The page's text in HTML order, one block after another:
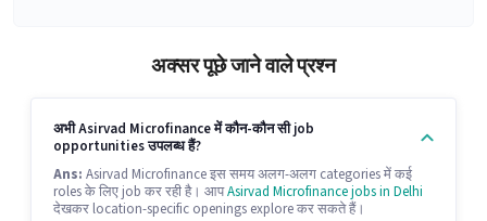
अक्सर पूछे जाने वाले प्रश्न
अभी Asirvad Microfinance में कौन-कौन सी job
opportunities उपलब्ध हैं?
Ans: Asirvad Microfinance इस समय अलग-अलग categories में कई
roles के लिए job कर रही है। आपAsirvad Microfinance jobs in Delhi
देखकर location-specific openings explore कर सकते हैं।